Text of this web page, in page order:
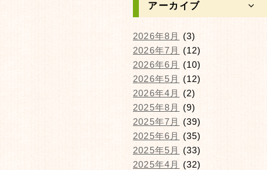
アーカイブ
2026年8月
(3)
2026年7月
(12)
2026年6月
(10)
2026年5月
(12)
2026年4月
(2)
2025年8月
(9)
2025年7月
(39)
2025年6月
(35)
2025年5月
(33)
2025年4月
(32)